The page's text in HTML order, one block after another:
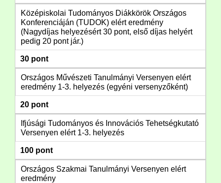
Középiskolai Tudományos Diákkörök Országos
Konferenciáján (TUDOK) elért eredmény
(Nagydíjas helyezésért 30 pont, első díjas helyért
pedig 20 pont jár.)
30 pont
Országos Művészeti Tanulmányi Versenyen elért
eredmény 1-3. helyezés (egyéni versenyzőként)
20 pont
Ifjúsági Tudományos és Innovációs Tehetségkutató
Versenyen elért 1-3. helyezés
100 pont
Országos Szakmai Tanulmányi Versenyen elért
eredmény